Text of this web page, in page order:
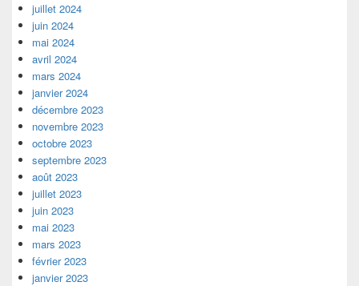
juillet 2024
juin 2024
mai 2024
avril 2024
mars 2024
janvier 2024
décembre 2023
novembre 2023
octobre 2023
septembre 2023
août 2023
juillet 2023
juin 2023
mai 2023
mars 2023
février 2023
janvier 2023